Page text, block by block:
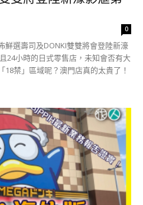
0
鮮選壽司及DONKI雙雙將會登陸新濠
24小時的日式零售店，未知會否有大
禁」區域呢？澳門店真的太貴了！